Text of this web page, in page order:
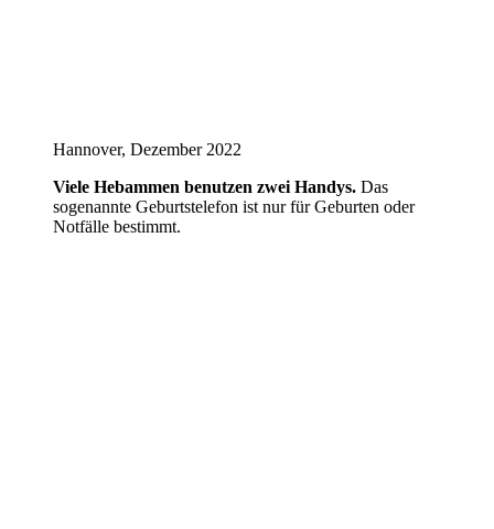
Hannover, Dezember 2022
Viele Hebammen benutzen zwei Handys. Das
sogenannte Geburtstelefon ist nur für Geburten oder
Notfälle bestimmt.